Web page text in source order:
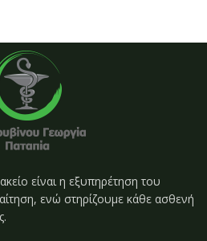
είναι η εξυπηρέτηση του
ενώ στηρίζουμε κάθε ασθενή